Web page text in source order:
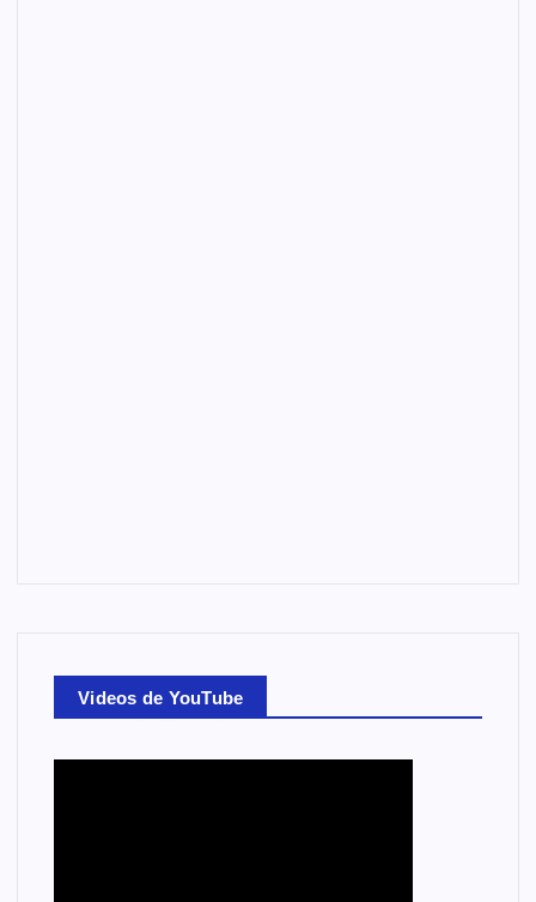
Videos de YouTube